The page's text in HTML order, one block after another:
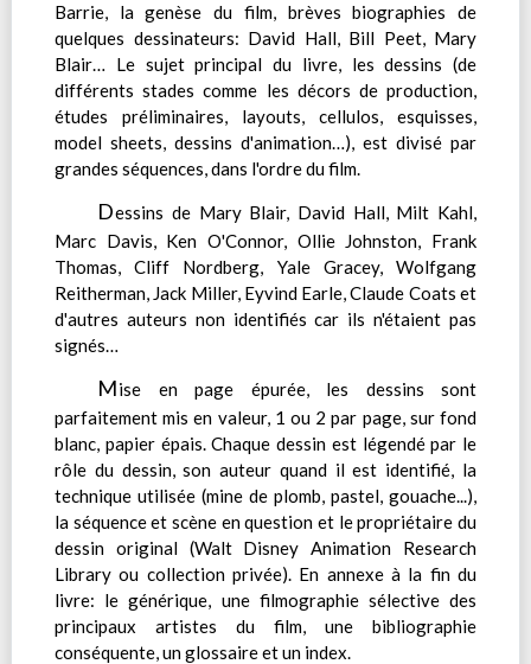
Barrie, la genèse du film, brèves biographies de
quelques dessinateurs: David Hall, Bill Peet, Mary
Blair… Le sujet principal du livre, les dessins (de
différents stades comme les décors de production,
études préliminaires, layouts, cellulos, esquisses,
model sheets, dessins d'animation…), est divisé par
grandes séquences, dans l'ordre du film.
Dessins de Mary Blair, David Hall, Milt Kahl,
Marc Davis, Ken O'Connor, Ollie Johnston, Frank
Thomas, Cliff Nordberg, Yale Gracey, Wolfgang
Reitherman, Jack Miller, Eyvind Earle, Claude Coats et
d'autres auteurs non identifiés car ils n'étaient pas
signés…
Mise en page épurée, les dessins sont
parfaitement mis en valeur, 1 ou 2 par page, sur fond
blanc, papier épais. Chaque dessin est légendé par le
rôle du dessin, son auteur quand il est identifié, la
technique utilisée (mine de plomb, pastel, gouache...),
la séquence et scène en question et le propriétaire du
dessin original (Walt Disney Animation Research
Library ou collection privée). En annexe à la fin du
livre: le générique, une filmographie sélective des
principaux artistes du film, une bibliographie
conséquente, un glossaire et un index.